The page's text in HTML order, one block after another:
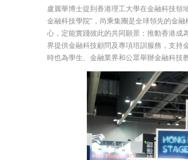
盧麗華博士提到香港理工大學在金融科技
金融科技學院”，尚乘集團是全球領先的金
心，定能實踐彼此的共同願景：推動香港成
界提供金融科技顧問及專項培訓服務，支持
時也為學生、金融業界和公眾舉辦金融科技